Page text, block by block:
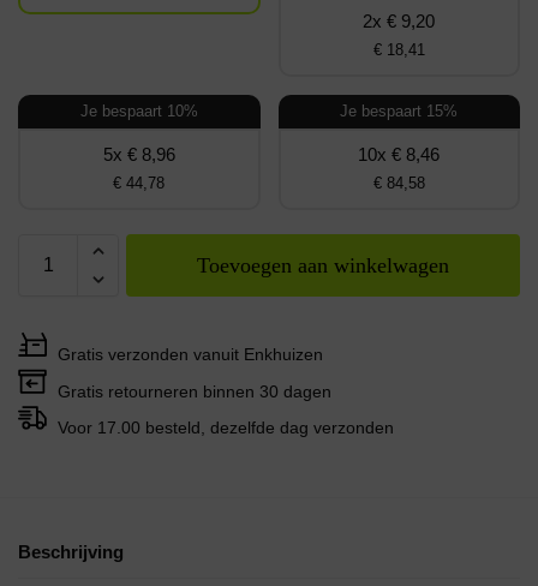
2x € 9,20
€ 18,41
Je bespaart 10%
5x € 8,96
€ 44,78
Je bespaart 15%
10x € 8,46
€ 84,58
Toevoegen aan winkelwagen
Gratis verzonden vanuit Enkhuizen
Gratis retourneren binnen 30 dagen
Voor 17.00 besteld, dezelfde dag verzonden
Beschrijving